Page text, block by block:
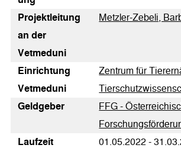
Pro­jekt­lei­tung
an der
Vetmeduni
Metzler-Zebeli,
Einrichtung
Vetmeduni
Zentrum für
Geldgeber
FFG -
Laufzeit
01.05.2022 -